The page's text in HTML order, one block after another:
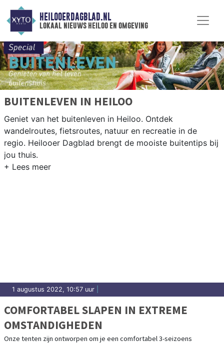
HEILOOERDAGBLAD.NL
lokaal nieuws heiloo en omgeving
BUITENLEVEN IN HEILOO
Geniet van het buitenleven in Heiloo. Ontdek
wandelroutes, fietsroutes, natuur en recreatie in de
regio. Heilooer Dagblad brengt de mooiste buitentips bij
jou thuis.
1 augustus 2022, 10:57 uur
COMFORTABEL SLAPEN IN EXTREME
OMSTANDIGHEDEN
Onze tenten zijn ontworpen om je een comfortabel 3-seizoens